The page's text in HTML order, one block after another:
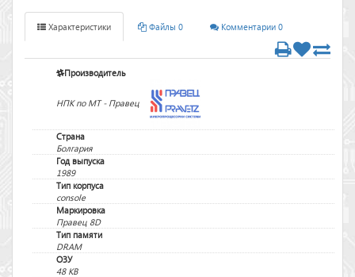
Характеристики Файлы 0 Комментарии 0
Производитель
НПК по МТ - Правец
Страна
Болгария
Год выпуска
1989
Тип корпуса
console
Маркировка
Правец 8D
Тип памяти
DRAM
ОЗУ
48 KB